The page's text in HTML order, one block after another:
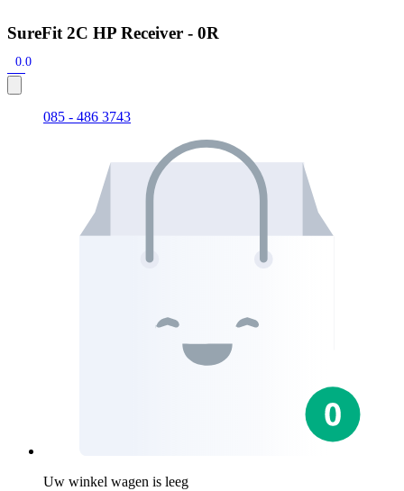
SureFit 2C HP Receiver - 0R
0.0
085 - 486 3743
Uw winkel wagen is leeg